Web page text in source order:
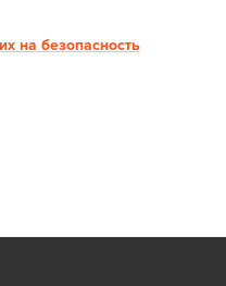
на безопасность